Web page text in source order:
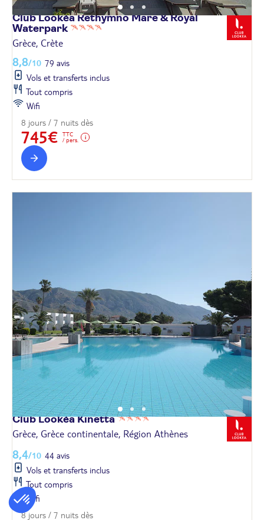
Club Lookéa Rethymno Mare & Royal
Waterpark
Grèce, Crète
8,8/10 79 avis
Vols et transferts inclus
Tout compris
Wifi
8 jours / 7 nuits dès
745€
TTC
/ pers.
Club LookéaKinetta
Grèce, Grèce continentale, Région Athènes
8,4/10 44 avis
Vols et transferts inclus
Tout compris
Wifi
8 jours / 7 nuits dès